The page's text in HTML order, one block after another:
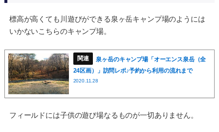
標高が高くても川遊びができる泉ヶ岳キャンプ場のようには
いかないこちらのキャンプ場。
泉ヶ岳のキャンプ場「オーエンス泉岳（全
24区画）」訪問レポ♪予約から利用の流れまで
2020.11.28
フィールドには子供の遊び場なるものが一切ありません。